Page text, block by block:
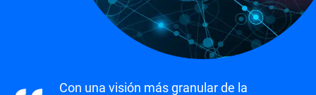
Con una visión más granular de la